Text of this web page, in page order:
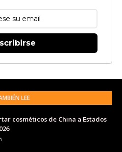
LEE
cosméticos de China a Estados